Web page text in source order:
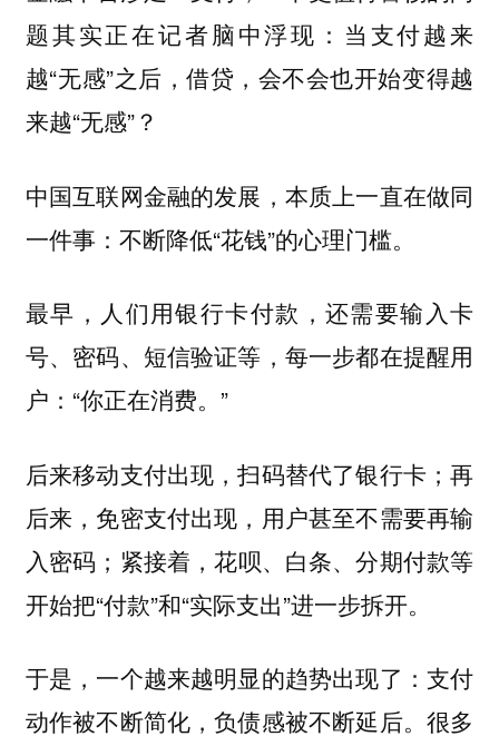
题其实正在记者脑中浮现：当支付越来
越“无感”之后，借贷，会不会也开始变得越
来越“无感”？
中国互联网金融的发展，本质上一直在做同
一件事：不断降低“花钱”的心理门槛。
最早，人们用银行卡付款，还需要输入卡
号、密码、短信验证等，每一步都在提醒用
户：“你正在消费。”
后来移动支付出现，扫码替代了银行卡；再
后来，免密支付出现，用户甚至不需要再输
入密码；紧接着，花呗、白条、分期付款等
开始把“付款”和“实际支出”进一步拆开。
于是，一个越来越明显的趋势出现了：支付
动作被不断简化，负债感被不断延后。很多